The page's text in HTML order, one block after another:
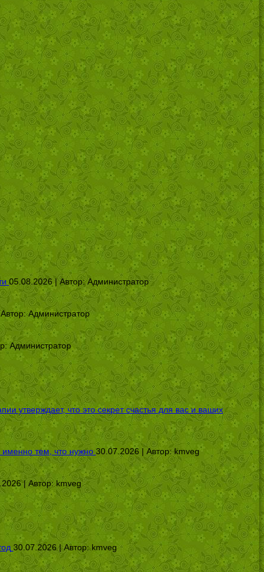
05.08.2026 | Автор:Администратор
Администратор
Администратор
утверждает, что это секрет счастья для вас и ваших
именно тем, что нужно 30.07.2026 | Автор:kmveg
| Автор:kmveg
30.07.2026 | Автор:kmveg